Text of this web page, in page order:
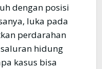
dengan posisi
luka pada
perdarahan
hidung
kasus bisa